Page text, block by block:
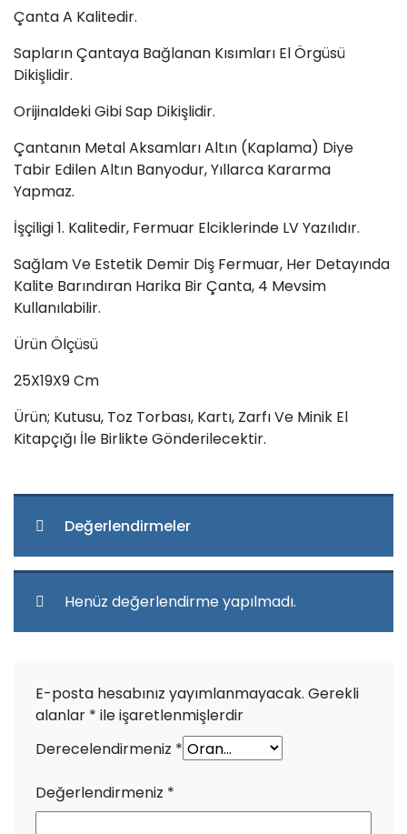
Çanta A Kalitedir.
Sapların Çantaya Bağlanan Kısımları El Örgüsü
Dikişlidir.
Orijinaldeki Gibi Sap Dikişlidir.
Çantanın Metal Aksamları Altın (Kaplama) Diye
Tabir Edilen Altın Banyodur, Yıllarca Kararma
Yapmaz.
İşçiligi 1. Kalitedir, Fermuar Elciklerinde LV Yazılıdır.
Sağlam Ve Estetik Demir Diş Fermuar, Her Detayında
Kalite Barındıran Harika Bir Çanta, 4 Mevsim
Kullanılabilir.
Ürün Ölçüsü
25X19X9 Cm
Ürün; Kutusu, Toz Torbası, Kartı, Zarfı Ve Minik El
Kitapçığı İle Birlikte Gönderilecektir.
Değerlendirmeler
Henüz değerlendirme yapılmadı.
E-posta hesabınız yayımlanmayacak. Gerekli
alanlar * ile işaretlenmişlerdir
Derecelendirmeniz *
Değerlendirmeniz *